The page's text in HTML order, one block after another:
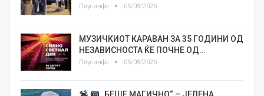
Плусинфо 05/08/2026
МУЗИЧКИОТ КАРАВАН ЗА 35 ГОДИНИ ОД
НЕЗАВИСНОСТА ЌЕ ПОЧНЕ ОД…
Плусинфо 05/08/2026